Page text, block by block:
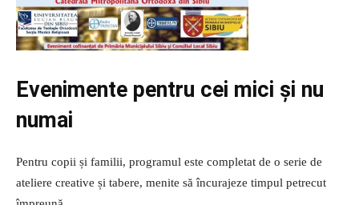
Evenimente pentru cei mici și nu
numai
Pentru copii și familii, programul este completat de o serie de
ateliere creative și tabere, menite să încurajeze timpul petrecut